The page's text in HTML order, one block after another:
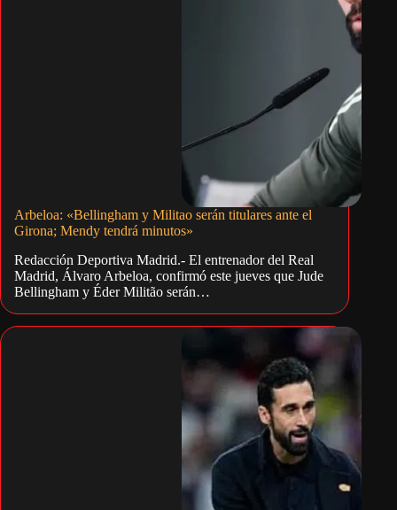
Arbeloa: «Bellingham y Militao serán titulares ante el
Girona; Mendy tendrá minutos»
Redacción Deportiva Madrid.- El entrenador del Real
Madrid, Álvaro Arbeloa, confirmó este jueves que Jude
Bellingham y Éder Militão serán…